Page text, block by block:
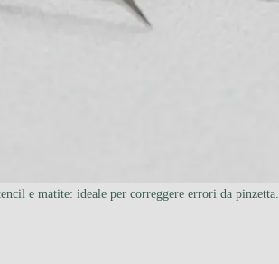
e matite: ideale per correggere errori da pinzetta.